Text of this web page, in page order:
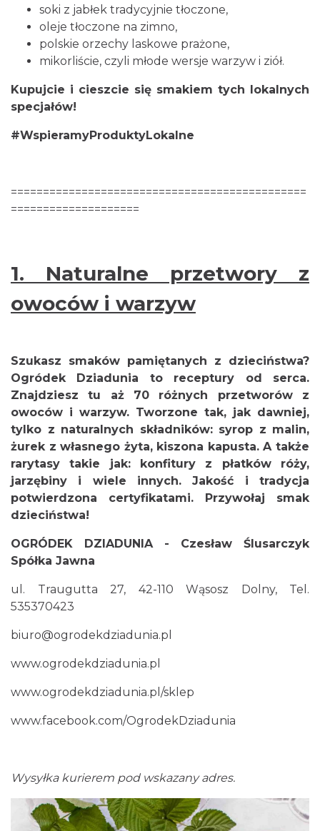
soki z jabłek tradycyjnie tłoczone,
oleje tłoczone na zimno,
polskie orzechy laskowe prażone,
mikorliście, czyli młode wersje warzyw i ziół.
Kupujcie i cieszcie się smakiem tych lokalnych
specjałów!
#WspieramyProduktyLokalne
==============================================
====================
1. Naturalne przetwory z
owoców i warzyw
Szukasz smaków pamiętanych z dzieciństwa?
Ogródek Dziadunia to receptury od serca.
Znajdziesz tu aż 70 różnych przetworów z
owoców i warzyw. Tworzone tak, jak dawniej,
tylko z naturalnych składników: syrop z malin,
żurek z własnego żyta, kiszona kapusta. A także
rarytasy takie jak: konfitury z płatków róży,
jarzębiny i wiele innych. Jakość i tradycja
potwierdzona certyfikatami. Przywołaj smak
dzieciństwa!
OGRÓDEK DZIADUNIA - Czesław Ślusarczyk
Spółka Jawna
ul. Traugutta 27, 42-110 Wąsosz Dolny, Tel.
535370423
biuro@ogrodekdziadunia.pl
www.ogrodekdziadunia.pl
www.ogrodekdziadunia.pl/sklep
www.facebook.com/OgrodekDziadunia
Wysyłka kurierem pod wskazany adres.